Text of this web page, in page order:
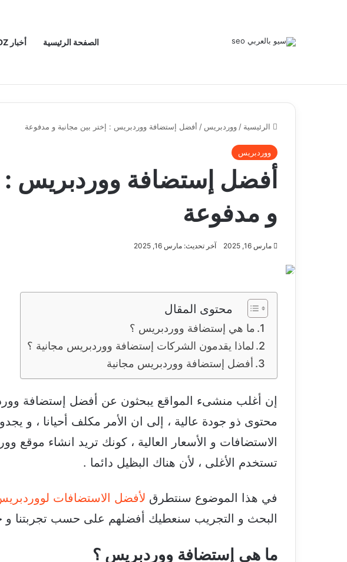
الصفحة الرئيسية أخبار DZ
الرئيسية / ووردبريس / أفضل إستضافة ووردبريس : إختر بين مجانية و مدفوعة
ووردبريس
أفضل إستضافة ووردبريس :
و مدفوعة
مارس 16, 2025 آخر تحديث: مارس 16, 2025
محتوى المقال
ما هي إستضافة ووردبريس ؟
لماذا يقدمون الشركات إستضافة ووردبريس مجانية ؟
أفضل إستضافة ووردبريس مجانية
إن أغلب منشىء المواقع يبحثون عن أفضل إستضافة
محتوى ذو جودة عالية ، إلى ان الأمر مكلف أحيانا ، و
الاستضافات و الأسعار العالية ، كونك تريد انشاء موقع
تستخدم الأغلى ، لأن هناك البظيل دائما .
في هذا الموضوع سنتطرق لأفضل الاستضافات
البحث و التجريب سنعطيك أفضلهم على حسب تجربتنا و
ما هي إستضافة ووردبريس ؟